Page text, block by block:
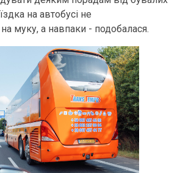
на автобусі не
муку, а навпаки - подобалася.